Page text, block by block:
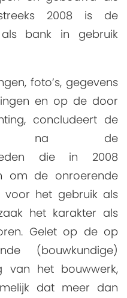
2008 is de
bank in gebruik
foto’s, gegevens
en op de door
concludeert de
na de
die in 2008
om de onroerende
voor het gebruik als
het karakter als
Gelet op de op
(bouwkundige)
van het bouwwerk,
dat meer dan